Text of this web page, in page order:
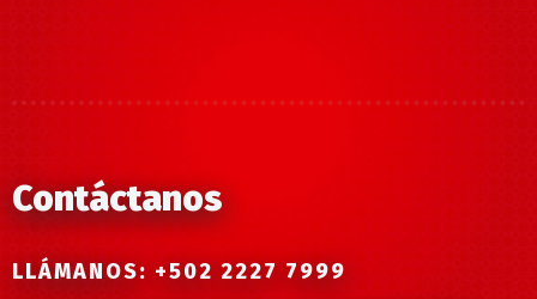
Contáctanos
LLÁMANOS: +502 2227 7999